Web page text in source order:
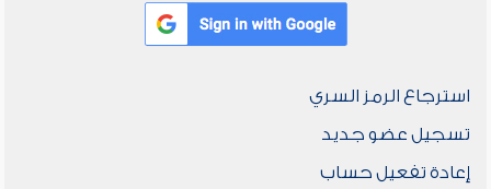
استرجاع الرمز السري
تسجيل عضو جديد
إعادة تفعيل حساب